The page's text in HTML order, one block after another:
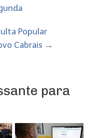
Popular
Cabrais →
para